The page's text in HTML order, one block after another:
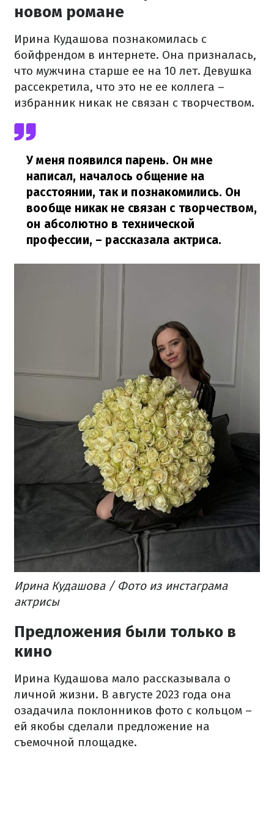
новом романе
Ирина Кудашова познакомилась с
бойфрендом в интернете. Она призналась,
что мужчина старше ее на 10 лет. Девушка
рассекретила, что это не ее коллега –
избранник никак не связан с творчеством.
У меня появился парень. Он мне
написал, началось общение на
расстоянии, так и познакомились. Он
вообще никак не связан с творчеством,
он абсолютно в технической
профессии, – рассказала актриса.
Ирина Кудашова / Фото из инстаграма
актрисы
Предложения были только в
кино
Ирина Кудашова мало рассказывала о
личной жизни. В августе 2023 года она
озадачила поклонников фото с кольцом –
ей якобы сделали предложение на
съемочной площадке.